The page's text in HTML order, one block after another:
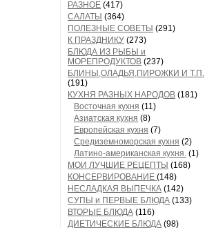
РАЗНОЕ (417)
САЛАТЫ (364)
ПОЛЕЗНЫЕ СОВЕТЫ (291)
К ПРАЗДНИКУ (273)
БЛЮДА ИЗ РЫБЫ и
МОРЕПРОДУКТОВ (237)
БЛИНЫ,ОЛАДЬЯ,ПИРОЖКИ И Т.П.
(191)
КУХНЯ РАЗНЫХ НАРОДОВ (181)
Восточная кухня (11)
Азиатская кухня (8)
Европейская кухня (7)
Средиземноморская кухня (2)
Латино-американская кухня. (1)
МОИ ЛУЧШИЕ РЕЦЕПТЫ (168)
КОНСЕРВИРОВАНИЕ (148)
НЕСЛАДКАЯ ВЫПЕЧКА (142)
СУПЫ и ПЕРВЫЕ БЛЮДА (133)
ВТОРЫЕ БЛЮДА (116)
ДИЕТИЧЕСКИЕ БЛЮДА (98)